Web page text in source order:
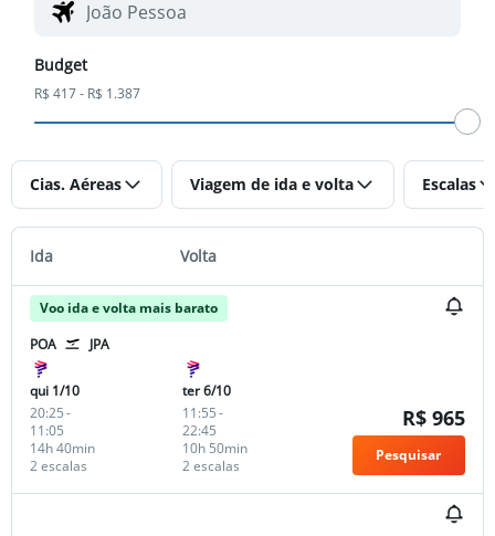
Budget
R$ 417 - R$ 1.387
Cias. Aéreas Viagem de ida e volta Escalas
Ida Volta
Voo ida e volta mais barato
POA
JPA
qui 1/10
20:25-
11:05
2 escalas
14h 40min
ter 6/10
11:55-
22:45
2 escalas
10h 50min
R$ 965
Pesquisar